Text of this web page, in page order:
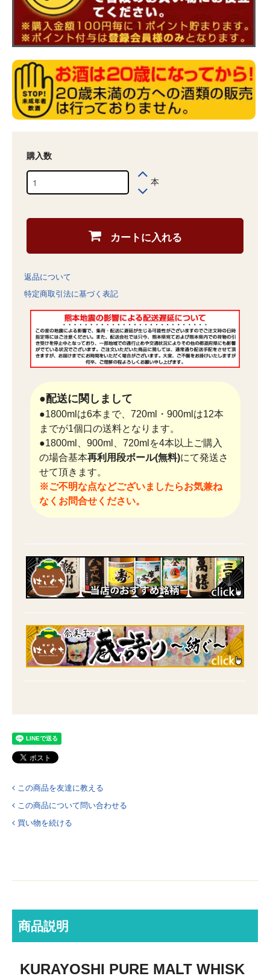
購入数
本
カートに入れる
返品について
特定商取引法に基づく表記
●配送に関しまして
●1800mlは6本まで、720ml・900mlは12本
までが1個口の送料となります。
●1800ml、900ml、720mlを4本以上ご購入
の場合基本再利用段ボール(無料)にて発送さ
せて頂きます。
※ご不明な点などございましたらお気兼ね
なくお問合せください。
この商品を友達に教える
この商品について問い合わせる
買い物を続ける
商品説明
KURAYOSHI PURE MALT WHISK